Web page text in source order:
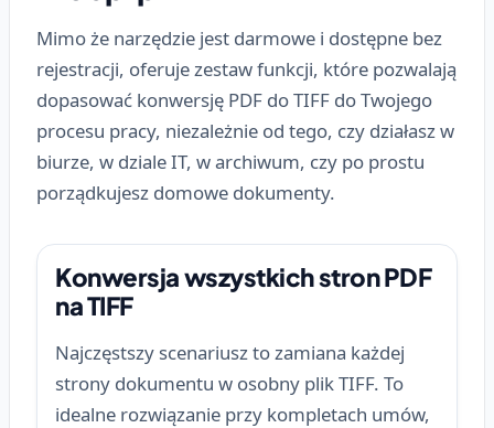
Mimo że narzędzie jest darmowe i dostępne bez
rejestracji, oferuje zestaw funkcji, które pozwalają
dopasować konwersję PDF do TIFF do Twojego
procesu pracy, niezależnie od tego, czy działasz w
biurze, w dziale IT, w archiwum, czy po prostu
porządkujesz domowe dokumenty.
Konwersja wszystkich stron PDF
na TIFF
Najczęstszy scenariusz to zamiana każdej
strony dokumentu w osobny plik TIFF. To
idealne rozwiązanie przy kompletach umów,